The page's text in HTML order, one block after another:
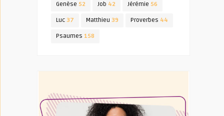
Genèse 52 Job 42 Jérémie 56
Luc 37 Matthieu 39 Proverbes 44
Psaumes 158